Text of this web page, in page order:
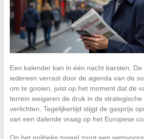
Een kalender kan in één nacht barsten.
iedereen verrast door de agenda van de
om te gooien, juist op het moment dat de
terrein weigeren de druk in de strategische
verlichten. Tegelijkertijd stijgt de gasprijs
van een dalende vraag op het Europese